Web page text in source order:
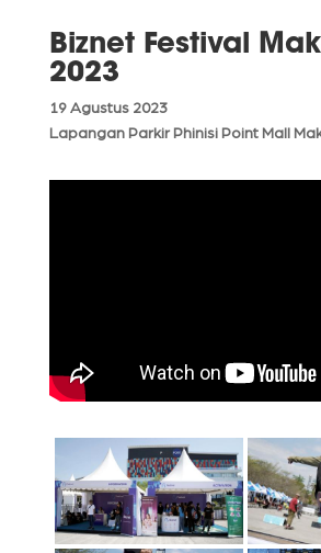
Biznet Festival
2023
19 Agustus 2023
Lapangan Parkir Phinisi Point Mall